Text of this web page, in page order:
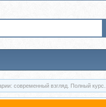
современный взгляд. Полный курс...